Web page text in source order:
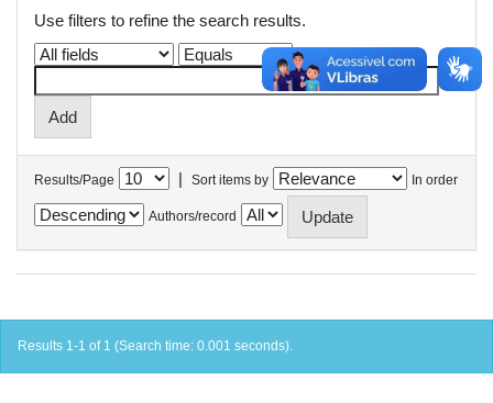
Use filters to refine the search results.
Results/Page | Sort items by In order
Authors/record
Results 1-1 of 1 (Search time: 0.001 seconds).